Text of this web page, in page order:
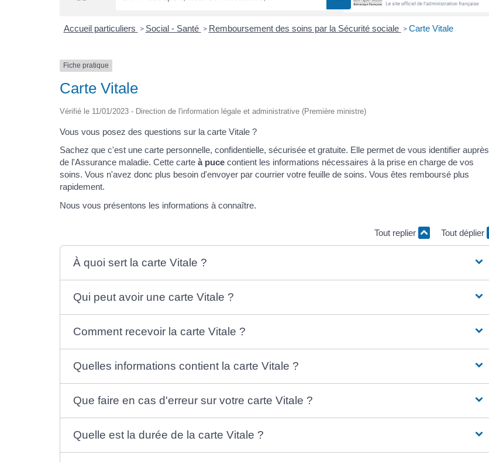
Accueil particuliers > Social - Santé > Remboursement des soins par la Sécurité sociale > Carte Vitale
Fiche pratique
Carte Vitale
Vérifié le 11/01/2023 - Direction de l'information légale et administrative (Première ministre)
Vous vous posez des questions sur la carte Vitale ?
Sachez que c'est une carte personnelle, confidentielle, sécurisée et gratuite. Elle permet de vous identifier auprès
de l'Assurance maladie. Cette carte à puce contient les informations nécessaires à la prise en charge de vos
soins. Vous n'avez donc plus besoin d'envoyer par courrier votre feuille de soins. Vous êtes remboursé plus
rapidement.
Nous vous présentons les informations à connaître.
Tout replier Tout déplier
À quoi sert la carte Vitale ?
Qui peut avoir une carte Vitale ?
Comment recevoir la carte Vitale ?
Quelles informations contient la carte Vitale ?
Que faire en cas d'erreur sur votre carte Vitale ?
Quelle est la durée de la carte Vitale ?